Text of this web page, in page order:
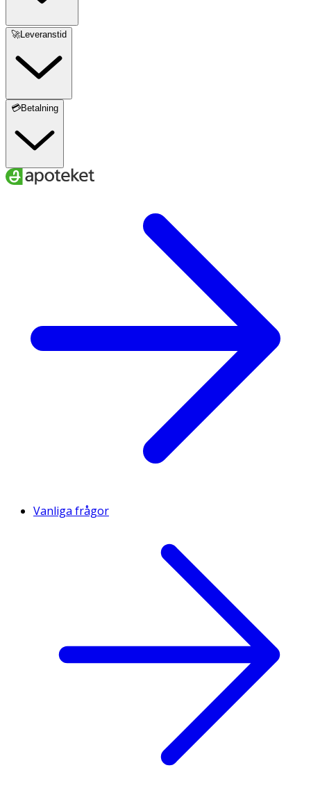
🚀Leveranstid
💳Betalning
Vanliga frågor